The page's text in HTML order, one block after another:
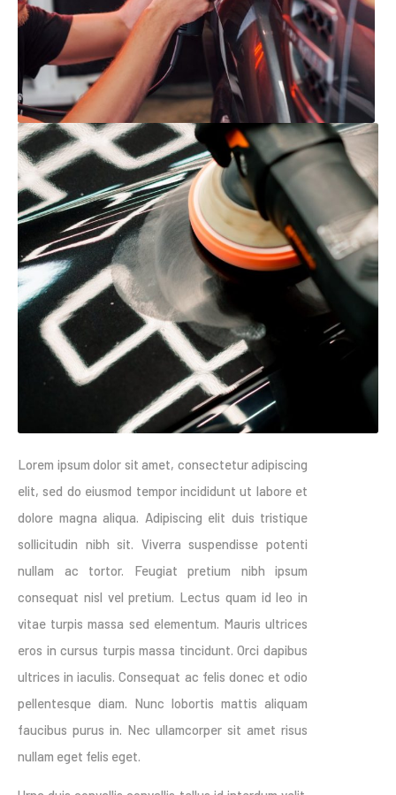
Lorem ipsum dolor sit amet, consectetur adipiscing
elit, sed do eiusmod tempor incididunt ut labore et
dolore magna aliqua. Adipiscing elit duis tristique
sollicitudin nibh sit. Viverra suspendisse potenti
nullam ac tortor. Feugiat pretium nibh ipsum
consequat nisl vel pretium. Lectus quam id leo in
vitae turpis massa sed elementum. Mauris ultrices
eros in cursus turpis massa tincidunt. Orci dapibus
ultrices in iaculis. Consequat ac felis donec et odio
pellentesque diam. Nunc lobortis mattis aliquam
faucibus purus in. Nec ullamcorper sit amet risus
nullam eget felis eget.